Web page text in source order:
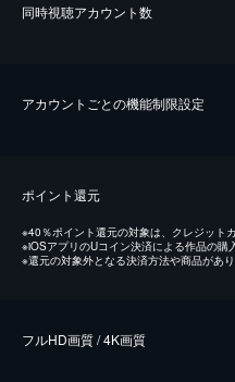
同時視聴アカウント数
アカウントごとの機能制限設定
ポイント還元
※40％ポイント還元の対象は、クレジット
※iOSアプリのUコイン決済による作品の購
※還元の対象外となる決済方法や商品があ
フルHD画質 / 4K画質